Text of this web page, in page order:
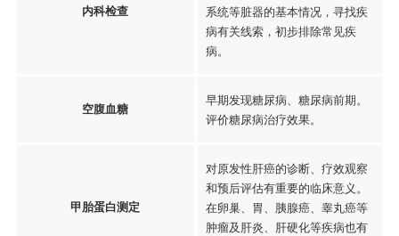
内科检查
系统等脏器的基本情况，寻找疾
病有关线索，初步排除常见疾
病。
空腹血糖
早期发现糖尿病、糖尿病前期。
评价糖尿病治疗效果。
甲胎蛋白测定
对原发性肝癌的诊断、疗效观察
和预后评估有重要的临床意义。
在卵巢、胃、胰腺癌、睾丸癌等
肿瘤及肝炎、肝硬化等疾病也有